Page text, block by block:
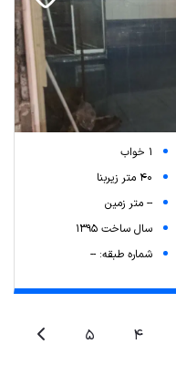
1 خواب
40 متر زیربنا
-- متر زمین
سال ساخت 1395
شماره طبقه: --
4
5